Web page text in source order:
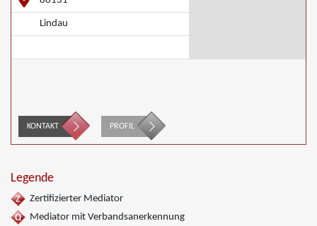
Lindau
KONTAKT PROFIL
Legende
Zertifizierter Mediator
Mediator mit Verbandsanerkennung